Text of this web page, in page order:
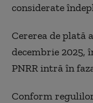
considerate
Cererea de plată
decembrie 2025,
PNRR intră în
Conform